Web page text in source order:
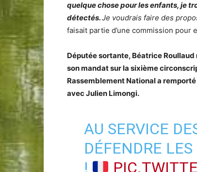
quelque chose pour les enfants, je
détectés.Je voudrais faire des
faisait partie d’une commission
Députée sortante, Béatrice
son mandat sur la sixième
Rassemblement National a
avec Julien Limongi.
AU SERVICE
DÉFENDRE
!